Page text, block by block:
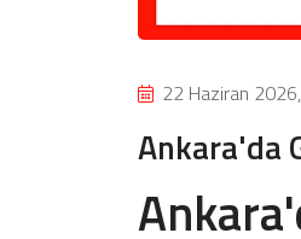
22 Haziran
Ankara'da